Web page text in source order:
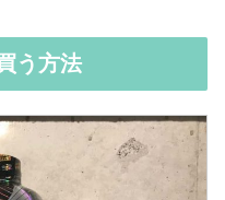
う方法